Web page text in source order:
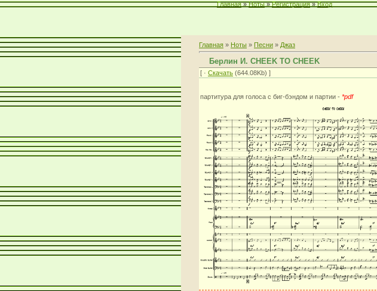
Главная » Ноты » Регистрация » Вход
Главная » Ноты » Песни » Джаз
Берлин И. CHEEK TO CHEEK
[ · Скачать (644.08Kb) ]
партитура для голоса с биг-бэндом и партии - *pdf